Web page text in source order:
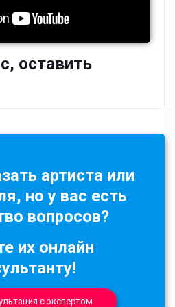
оставить
артиста или
но у вас есть
вопросов?
их онлайн
с экспертом